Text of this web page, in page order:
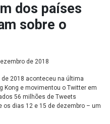
dos países
sobre o
de 2018
2018 aconteceu na última
Kong e movimentou o Twitter em
56 milhões de Tweets
os dias 12 e 15 de dezembro – um